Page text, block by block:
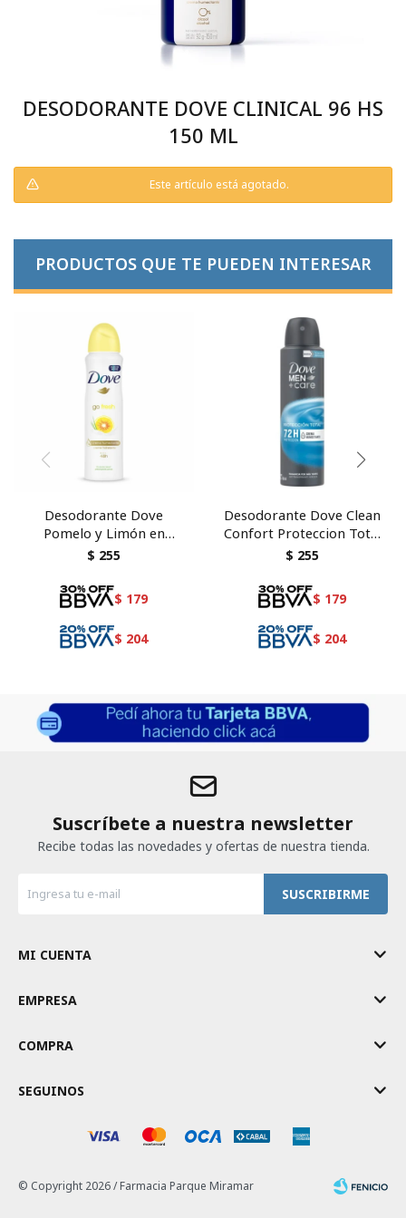
DESODORANTE DOVE CLINICAL 96 HS
150 ML
Este artículo está agotado.
PRODUCTOS QUE TE PUEDEN INTERESAR
Desodorante Dove
Pomelo y Limón en
Aerosol 150 ml
$ 255
$ 179
$ 204
Desodorante Dove Clean
Confort Proteccion Total
150 ml
$ 255
$ 179
$ 204
Suscríbete a nuestra newsletter
Recibe todas las novedades y ofertas de nuestra tienda.
SUSCRIBIRME
MI CUENTA
EMPRESA
COMPRA
SEGUINOS
© Copyright 2026 / Farmacia Parque Miramar